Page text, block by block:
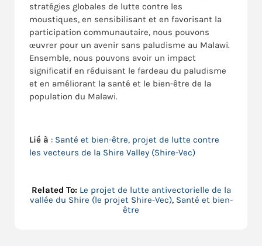
stratégies globales de lutte contre les
moustiques, en sensibilisant et en favorisant la
participation communautaire, nous pouvons
œuvrer pour un avenir sans paludisme au Malawi.
Ensemble, nous pouvons avoir un impact
significatif en réduisant le fardeau du paludisme
et en améliorant la santé et le bien-être de la
population du Malawi.
Lié à : Santé et bien-être, projet de lutte contre
les vecteurs de la Shire Valley (Shire-Vec)
Related To: Le projet de lutte antivectorielle de la
vallée du Shire (le projet Shire-Vec), Santé et bien-
être